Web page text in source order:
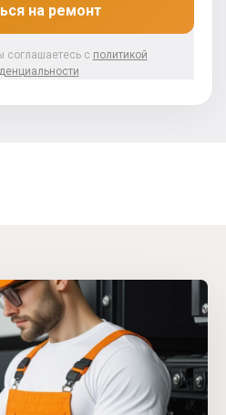
на ремонт
соглашаетесь с политикой